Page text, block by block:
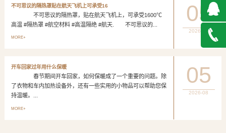
不可思议的隔热罩贴在航天飞机上可承受16
不可思议的隔热罩，贴在航天飞机上，可承受1600℃
高温 #隔热罩 #航空材料 #高温隔绝 #航天. 不可思议的...
MORE+
05
2026-08
开车回家过年用什么保暖
春节期间开车回家，如何保暖成了一个重要的问题。除
了衣物和车内加热设备外，还有一些实用的小物品可以帮助您保
持温暖。...
MORE+
05
2026-08
QQ在